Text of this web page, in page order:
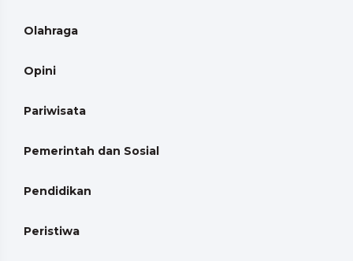
Olahraga
Opini
Pariwisata
Pemerintah dan Sosial
Pendidikan
Peristiwa